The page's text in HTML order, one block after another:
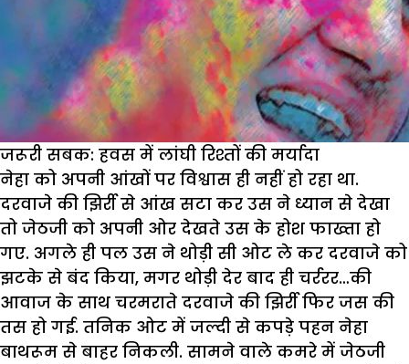
जरूरी सबक: हवस में लांघी रिश्तों की मर्यादा
नेहा को अपनी आंखों पर विश्वास ही नहीं हो रहा था.
दरवाजे की झिर्री से आंख सटा कर उस ने ध्यान से देखा
तो जेठजी को अपनी ओर देखते उस के होश फाख्ता हो
गए. अगले ही पल उस ने थोड़ी सी ओट ले कर दरवाजे को
झटके से बंद किया, मगर थोड़ी देर बाद ही चर्ररर…की
आवाज के साथ चरमराते दरवाजे की झिर्री फिर जस की
तस हो गई. तनिक ओट में जल्दी से कपड़े पहन नेहा
बाथरूम से बाहर निकली. सामने वाले कमरे में जेठजी